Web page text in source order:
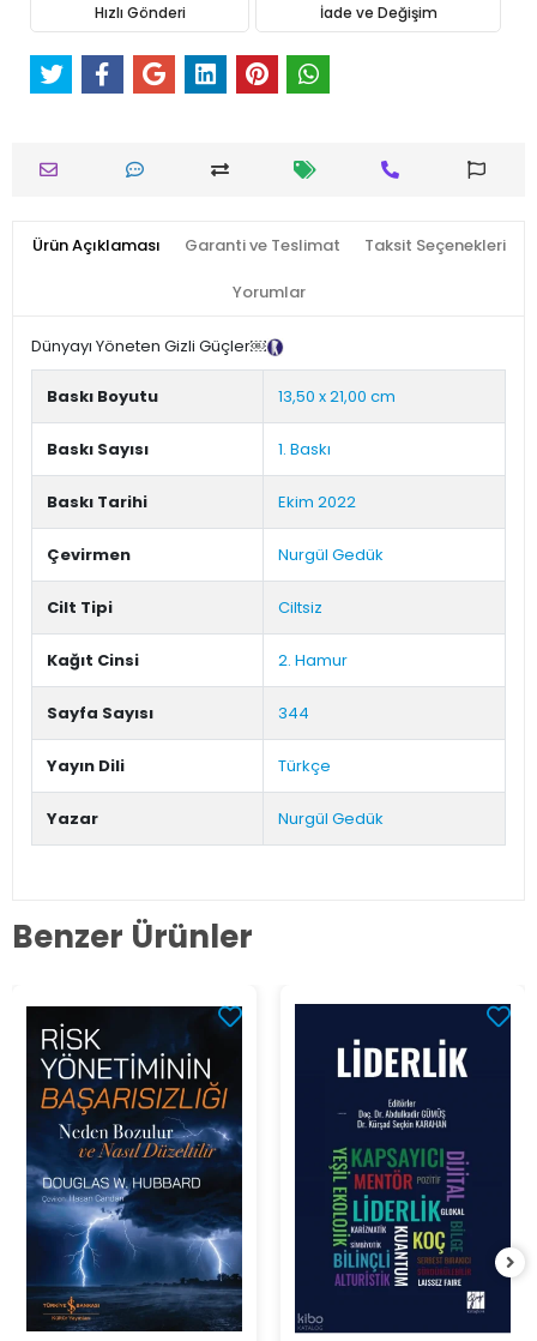
Hızlı Gönderi İade ve Değişim
Ürün Açıklaması Garanti ve Teslimat Taksit Seçenekleri
Yorumlar
Dünyayı Yöneten Gizli Güçler￼
Baskı Boyutu 13,50 x 21,00 cm
Baskı Sayısı 1. Baskı
Baskı Tarihi Ekim 2022
Çevirmen Nurgül Gedük
Cilt Tipi Ciltsiz
Kağıt Cinsi 2. Hamur
Sayfa Sayısı 344
Yayın Dili Türkçe
Yazar Nurgül Gedük
Benzer Ürünler